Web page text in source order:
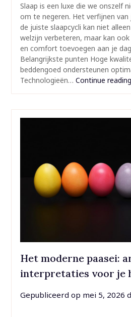
Slaap is een luxe die we onszelf
om te negeren. Het verfijnen
de juiste slaapcycli kan niet
welzijn verbeteren, maar kan
en comfort toevoegen aan je
Belangrijkste punten Hoge
beddengoed ondersteunen
Technologieën… Continue reading
Het moderne paasei:
interpretaties voor je
Gepubliceerd op mei 5, 2026